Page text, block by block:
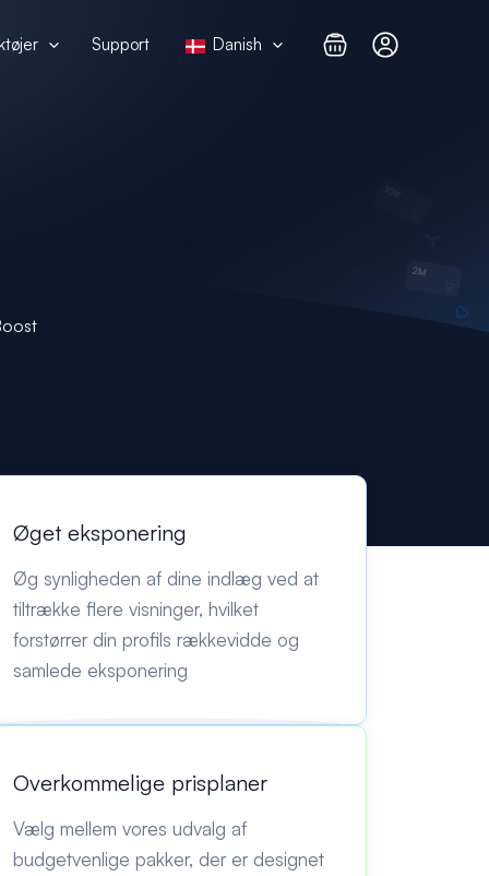
Support Danish
Øget eksponering
Øg synligheden af dine indlæg ved at
tiltrække flere visninger, hvilket
forstørrer din profils rækkevidde og
samlede eksponering
Overkommelige prisplaner
Vælg mellem vores udvalg af
budgetvenlige pakker, der er designet